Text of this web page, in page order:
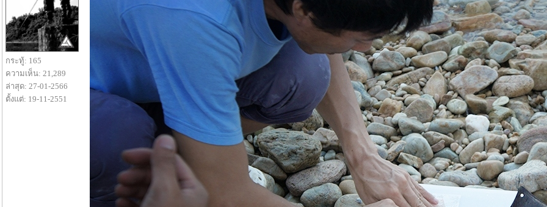
กระทู้: 165
ความเห็น: 21,289
ล่าสุด: 27-01-2566
ตั้งแต่: 19-11-2551